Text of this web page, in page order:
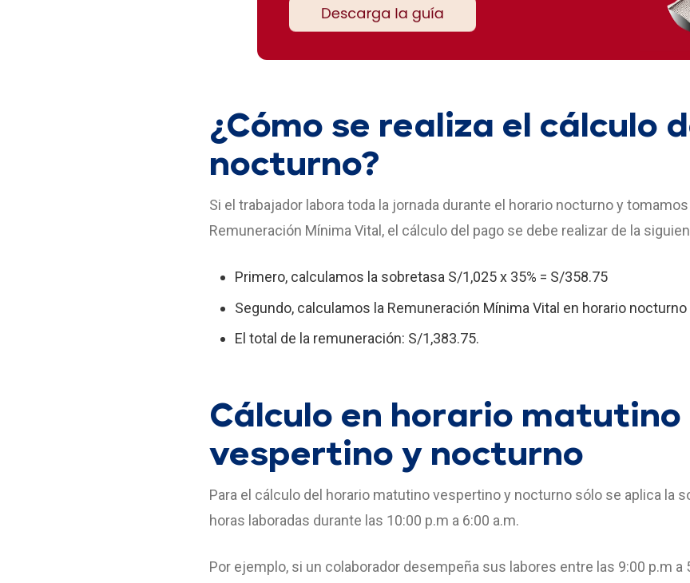
¿Cómo se realiza el cálculo
nocturno?
Si el trabajador labora toda la jornada durante el horario nocturno y
Remuneración Mínima Vital, el cálculo del pago se debe realizar de la
Primero, calculamos la sobretasa S/1,025 x 35% = S/358.75
Segundo, calculamos la Remuneración Mínima Vital en horario
El total de la remuneración: S/1,383.75.
Cálculo en horario matutino
vespertino y nocturno
Para el cálculo del horario matutino vespertino y nocturno sólo se aplica la
horas laboradas durante las 10:00 p.m a 6:00 a.m.
Por ejemplo, si un colaborador desempeña sus labores entre las 9:00 p.m a